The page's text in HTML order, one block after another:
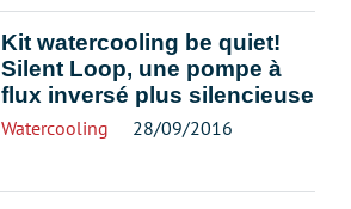
Kit watercooling be quiet!
Silent Loop, une pompe à
flux inversé plus silencieuse
Watercooling 28/09/2016